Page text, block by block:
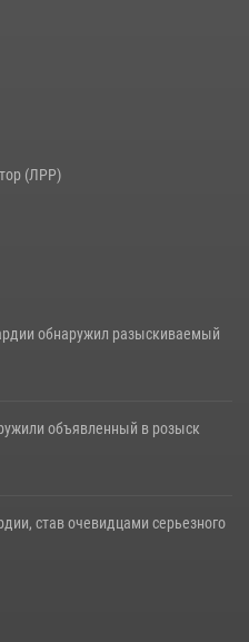
цифровом форуме
провели встречу с
каникулы»
(ЛРР)
обнаружил разыскиваемый
объявленный в розыск
став очевидцами серьезного